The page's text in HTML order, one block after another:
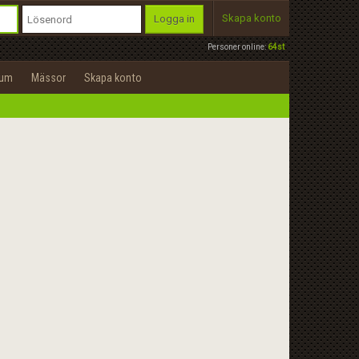
Personer online:64st
Logga in Skapa konto
Mässor Skapa konto